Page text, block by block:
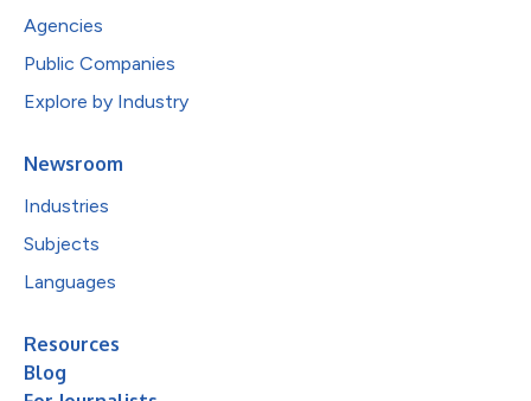
Agencies
Public Companies
Explore by Industry
Newsroom
Industries
Subjects
Languages
Resources
Blog